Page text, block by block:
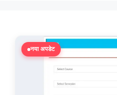
नया अपडेट